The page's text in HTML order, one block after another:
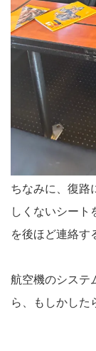
ちなみに、復路
しくないシート
を後ほど連絡す
航空機のシステ
ら、もしかした